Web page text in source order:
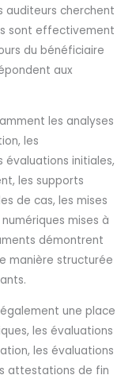
auditeurs cherchent
sont effectivement
du bénéficiaire
aux
les analyses
les
évaluations initiales,
les supports
de cas, les mises
mises à
démontrent
manière structurée
une place
les évaluations
les évaluations
attestations de fin